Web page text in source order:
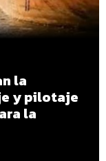
la
y pilotaje
la